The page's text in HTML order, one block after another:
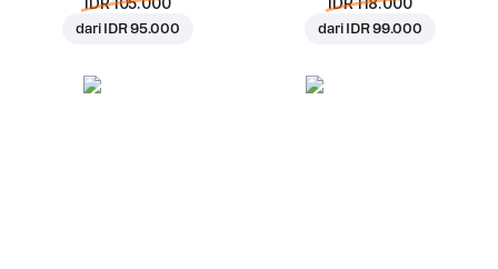
dari IDR 95.000 dari IDR 99.000